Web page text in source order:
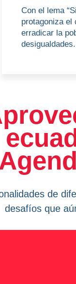
Con el lema
protagoniza el
erradicar la
de
desafíos que